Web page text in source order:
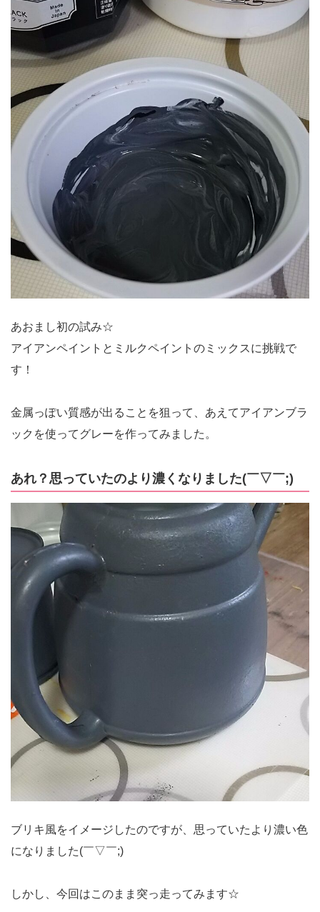
あおまし初の試み☆
アイアンペイントとミルクペイントのミックスに挑戦で
す！
金属っぽい質感が出ることを狙って、あえてアイアンブラ
ックを使ってグレーを作ってみました。
あれ？思っていたのより濃くなりました(￣▽￣;)
ブリキ風をイメージしたのですが、思っていたより濃い色
になりました(￣▽￣;)
しかし、今回はこのまま突っ走ってみます☆